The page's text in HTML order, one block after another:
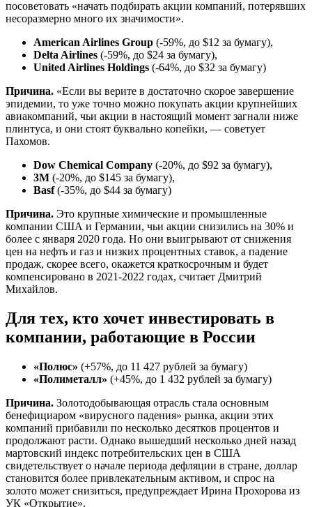
посоветовать «начать подбирать акции компаний, потерявших
несоразмерно много их значимости».
American Airlines Group (-59%, до $12 за бумагу),
Delta Airlines (-59%, до $24 за бумагу),
United Airlines Holdings (-64%, до $32 за бумагу)
Причина. «Если вы верите в достаточно скорое завершение
эпидемии, то уже точно можно покупать акции крупнейших
авиакомпаний, чьи акции в настоящий момент загнали ниже
плинтуса, и они стоят буквально копейки, — советует
Пахомов.
Dow Chemical Company (-20%, до $92 за бумагу),
3M (-20%, до $145 за бумагу),
Basf(-35%, до $44 за бумагу)
Причина. Это крупные химические и промышленные
компании США и Германии, чьи акции снизились на 30% и
более с января 2020 года. Но они выигрывают от снижения
цен на нефть и газ и низких процентных ставок, а падение
продаж, скорее всего, окажется краткосрочным и будет
компенсировано в 2021-2022 годах, считает Дмитрий
Михайлов.
Для тех, кто хочет инвестировать в
компании, работающие в России
«Полюс» (+57%, до 11 427 рублей за бумагу)
«Полиметалл» (+45%, до 1 432 рублей за бумагу)
Причина. Золотодобывающая отрасль стала основным
бенефициаром «вирусного падения» рынка, акции этих
компаний прибавили по несколько десятков процентов и
продолжают расти. Однако вышедший несколько дней назад
мартовский индекс потребительских цен в США
свидетельствует о начале периода дефляции в стране, доллар
становится более привлекательным активом, и спрос на
золото может снизиться, предупреждает Ирина Прохорова из
УК «Открытие».